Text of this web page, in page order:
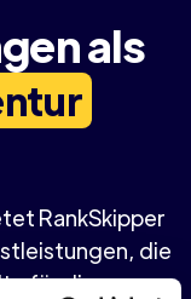
als
RankSkipper
die
für die